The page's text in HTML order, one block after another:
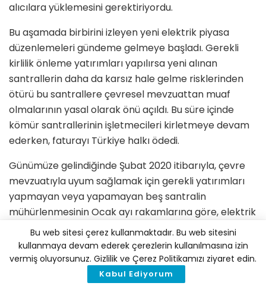
alıcılara yüklemesini gerektiriyordu.
Bu aşamada birbirini izleyen yeni elektrik piyasa
düzenlemeleri gündeme gelmeye başladı. Gerekli
kirlilik önleme yatırımları yapılırsa yeni alınan
santrallerin daha da karsız hale gelme risklerinden
ötürü bu santrallere çevresel mevzuattan muaf
olmalarının yasal olarak önü açıldı. Bu süre içinde
kömür santrallerinin işletmecileri kirletmeye devam
ederken, faturayı Türkiye halkı ödedi.
Günümüze gelindiğinde Şubat 2020 itibarıyla, çevre
mevzuatıyla uyum sağlamak için gerekli yatırımları
yapmayan veya yapamayan beş santralin
mühürlenmesinin Ocak ayı rakamlarına göre, elektrik
tedariği üzerinde önemli bir etkisi gözlemlenmedi.
Aslına bakılırsa, Türkiye’de büyük bir tedarik fazlası
var. 1 Ocak 2020 itibarıyla Türkiye’nin91 GW
kurulu
gücü var. 2019 yılında en fazla talep ise 1 Ağustos
Bu web sitesi çerez kullanmaktadır. Bu web sitesini
kullanmaya devam ederek çerezlerin kullanılmasına izin
vermiş oluyorsunuz. Gizlilik ve Çerez Politikamızı ziyaret edin.
Kabul Ediyorum